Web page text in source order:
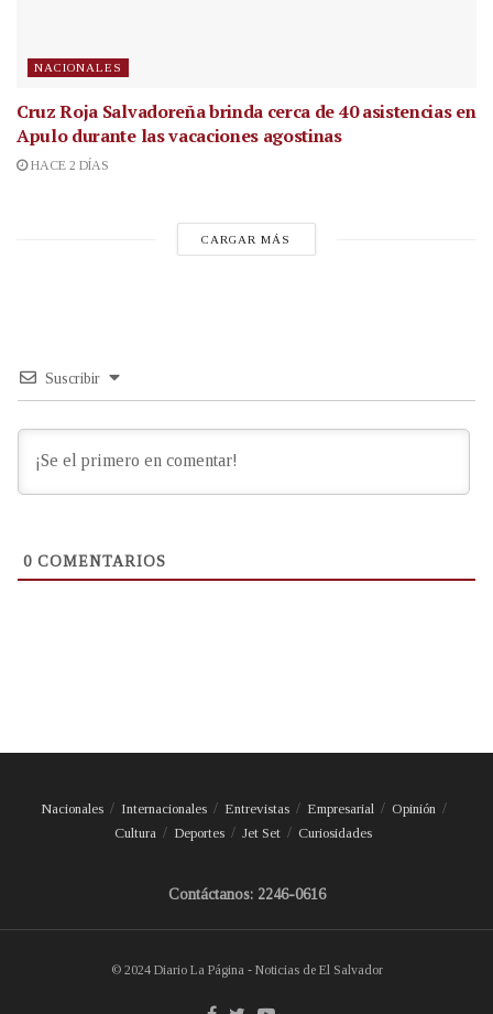
NACIONALES
Cruz Roja Salvadoreña brinda cerca de 40 asistencias en
Apulo durante las vacaciones agostinas
HACE 2 DÍAS
CARGAR MÁS
Suscribir
0 COMENTARIOS
Nacionales Internacionales Entrevistas Empresarial
Opinión
Cultura
Deportes Jet Set Curiosidades
Contáctanos: 2246-0616
© 2024 Diario La Página - Noticias de El Salvador